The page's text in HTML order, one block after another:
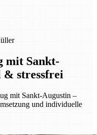
mit Sankt-
& stressfrei
mit Sankt-Augustin –
und individuelle